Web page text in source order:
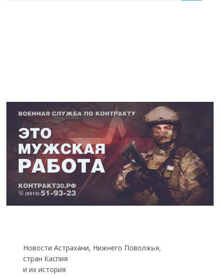
Новости Астрахани, Нижнего Поволжья,
стран Каспия
и их история